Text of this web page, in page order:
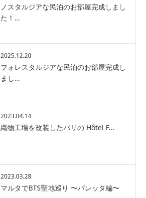
ノスタルジアな民泊のお部屋完成しまし
た！…
2025.12.20
フォレスタルジアな民泊のお部屋完成し
まし…
2023.04.14
織物工場を改装したパリの Hôtel F…
2023.03.28
マルタでBTS聖地巡り 〜バレッタ編〜